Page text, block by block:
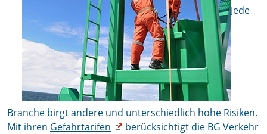
Jede
Branche birgt andere und unterschiedlich hohe Risiken.
Mit ihren Gefahrtarifen
berücksichtigt die BG Verkehr